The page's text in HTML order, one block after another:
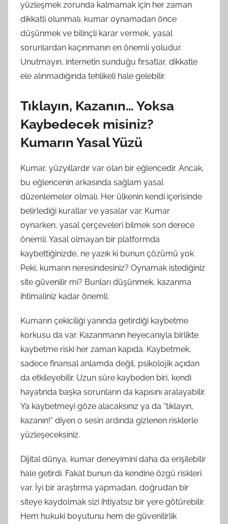
yüzleşmek zorunda kalmamak için her zaman
dikkatli olunmalı. kumar oynamadan önce
düşünmek ve bilinçli karar vermek, yasal
sorunlardan kaçınmanın en önemli yoludur.
Unutmayın, internetin sunduğu fırsatlar, dikkatle
ele alınmadığında tehlikeli hale gelebilir.
Tıklayın, Kazanın… Yoksa
Kaybedecek misiniz?
Kumarın Yasal Yüzü
Kumar, yüzyıllardır var olan bir eğlencedir. Ancak,
bu eğlencenin arkasında sağlam yasal
düzenlemeler olmalı. Her ülkenin kendi içerisinde
belirlediği kurallar ve yasalar var. Kumar
oynarken, yasal çerçeveleri bilmek son derece
önemli. Yasal olmayan bir platformda
kaybettiğinizde, ne yazık ki bunun çözümü yok.
Peki, kumarın neresindesiniz? Oynamak istediğiniz
site güvenilir mi? Bunları düşünmek, kazanma
ihtimaliniz kadar önemli.
Kumarın çekiciliği yanında getirdiği kaybetme
korkusu da var. Kazanmanın heyecanıyla birlikte
kaybetme riski her zaman kapıda. Kaybetmek,
sadece finansal anlamda değil, psikolojik açıdan
da etkileyebilir. Uzun süre kaybeden biri, kendi
hayatında başka sorunların da kapısını aralayabilir.
Ya kaybetmeyi göze alacaksınız ya da “tıklayın,
kazanın!” diyen o sesin ardında gizlenen risklerle
yüzleşeceksiniz.
Dijital dünya, kumar deneyimini daha da erişilebilir
hale getirdi. Fakat bunun da kendine özgü riskleri
var. İyi bir araştırma yapmadan, doğrudan bir
siteye kaydolmak sizi ihtiyatsız bir yere götürebilir.
Hem hukuki boyutunu hem de güvenilirlik